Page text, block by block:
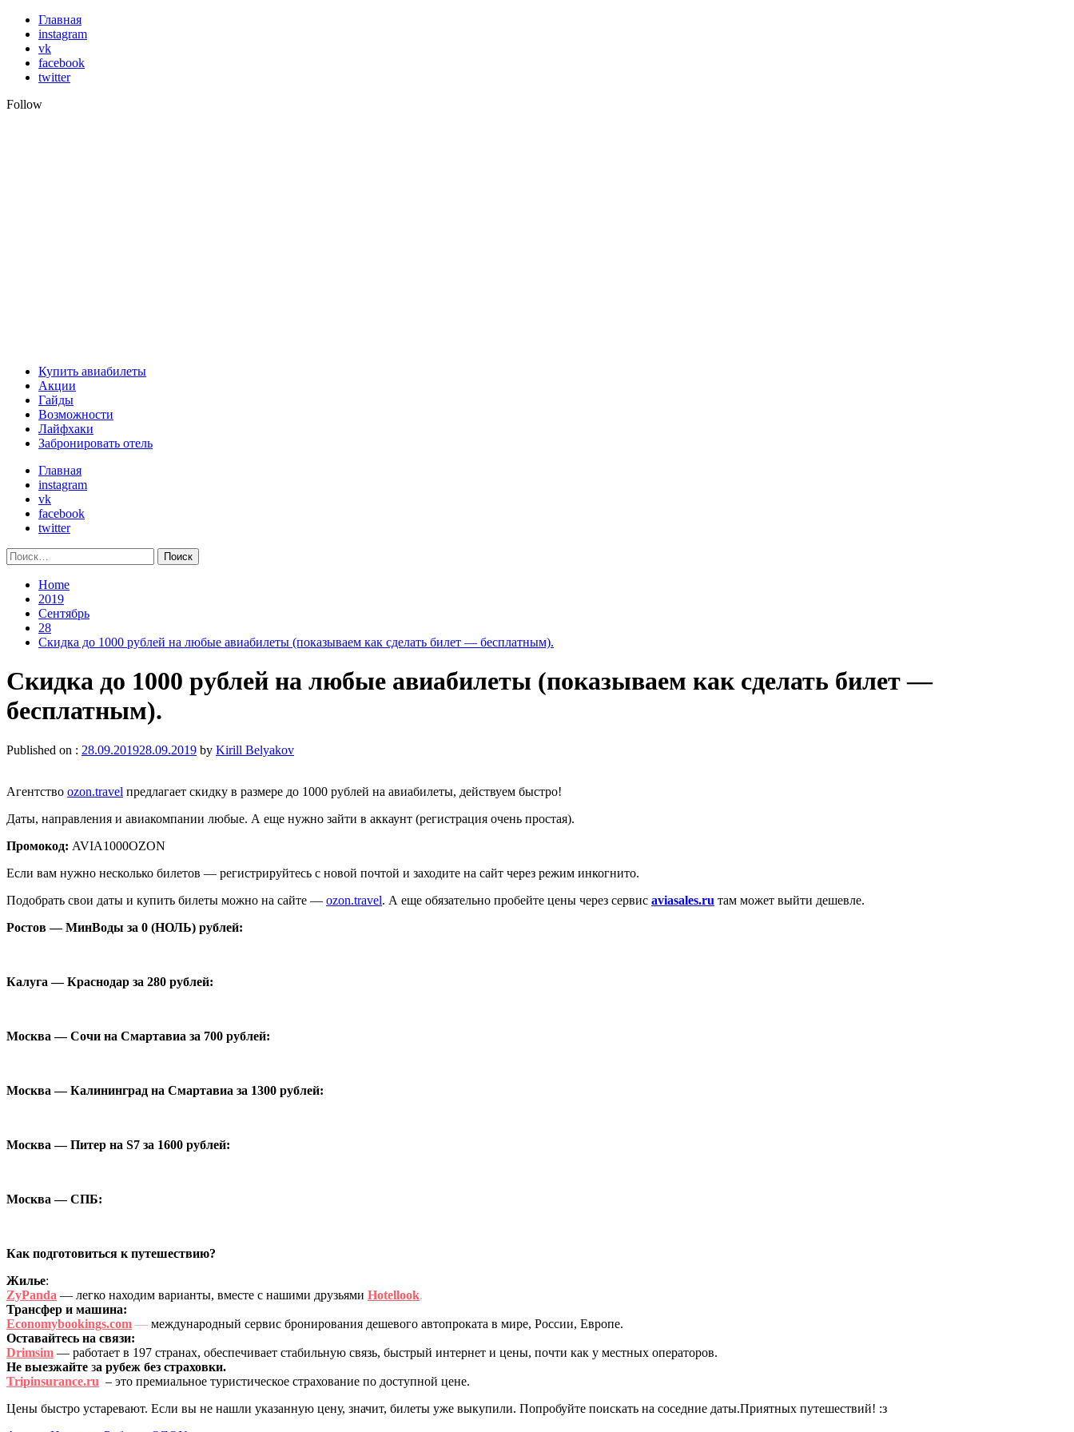
Skip
content
Главная
instagram
vk
facebook
twitter
Follow
Primary
Menu
Купить авиабилеты
Акции
Гайды
Возможности
Лайфхаки
Забронировать отель
Главная
instagram
vk
facebook
twitter
Найти:
Home
2019
Сентябрь
28
Скидка до 1000 рублей на любые авиабилеты (показываем как сделать билет — бесплатным).
Скидка до 1000 рублей на любые авиабилеты (показываем как сделать билет —
бесплатным).
Published on : 28.09.201928.09.2019 by Kirill Belyakov
Агентство ozon.travel предлагает скидку в размере до 1000 рублей на авиабилеты, действуем быстро!
Даты, направления и авиакомпании любые. А еще нужно зайти в аккаунт (регистрация очень простая).
Промокод: AVIA1000OZON
Если вам нужно несколько билетов — регистрируйтесь с новой почтой и заходите на сайт через режим инкогнито.
Подобрать свои даты и купить билеты можно на сайте — ozon.travel. А еще обязательно пробейте цены через сервис aviasales.ru там может выйти дешевле.
Ростов — МинВоды за 0 (НОЛЬ) рублей:
Калуга — Краснодар за 280 рублей:
Москва — Сочи на Смартавиа за 700 рублей:
Москва — Калининград на Смартавиа за 1300 рублей:
Москва — Питер на S7 за 1600 рублей:
Москва — СПБ:
Как подготовиться к путешествию?
Жилье:
ZyPanda — легко находим варианты, вместе с нашими друзьями Hotellook.
Трансфер и машина:
Economybookings.com — международный сервис бронирования дешевого автопроката в мире, России, Европе.
Оставайтесь на связи:
Drimsim — работает в 197 странах, обеспечивает стабильную связь, быстрый интернет и цены, почти как у местных операторов.
Не выезжайте за рубеж без страховки.
Tripinsurance.ru – это премиальное туристическое страхование по доступной цене.
Цены быстро устаревают. Если вы не нашли указанную цену, значит, билеты уже выкупили. Попробуйте поискать на соседние даты.Приятных путешествий! :з